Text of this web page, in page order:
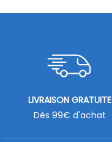
LIVRAISON GRATUITE
Dès 99€ d'achat